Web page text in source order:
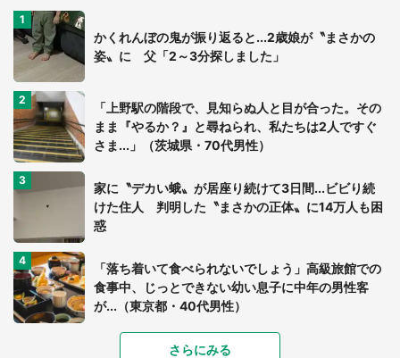
かくれんぼの鬼が振り返ると...2歳娘が〝まさかの
姿〟に 父「2～3分探しました」
「上野駅の階段で、見知らぬ人と目が合った。その
まま『やるか？』と尋ねられ、私たちは2人ですぐ
さま...」（茨城県・70代男性）
家に〝デカい蛾〟が居座り続けて3日間...ビビり続
けた住人 判明した〝まさかの正体〟に14万人も困
惑
「落ち着いて食べられないでしょう」高級旅館での
食事中、じっとできない幼い息子に中年の男性客
が...（東京都・40代男性）
「富豪すぎ」1歳息子の〝店頭駄々こね〟の内容に1.
さらにみる